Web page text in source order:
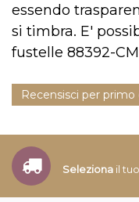
essendo
si timbra. E'
fustelle 88392-
Recensisci per
Seleziona il